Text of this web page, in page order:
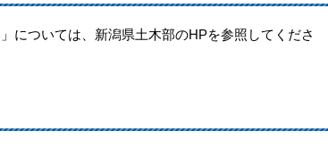
については、新潟県土木部のHPを参照してくださ